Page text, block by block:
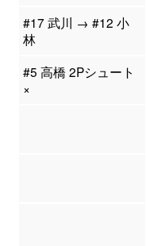
#17 武川 → #12 小
林
#5 高橋 2Pシュート
×